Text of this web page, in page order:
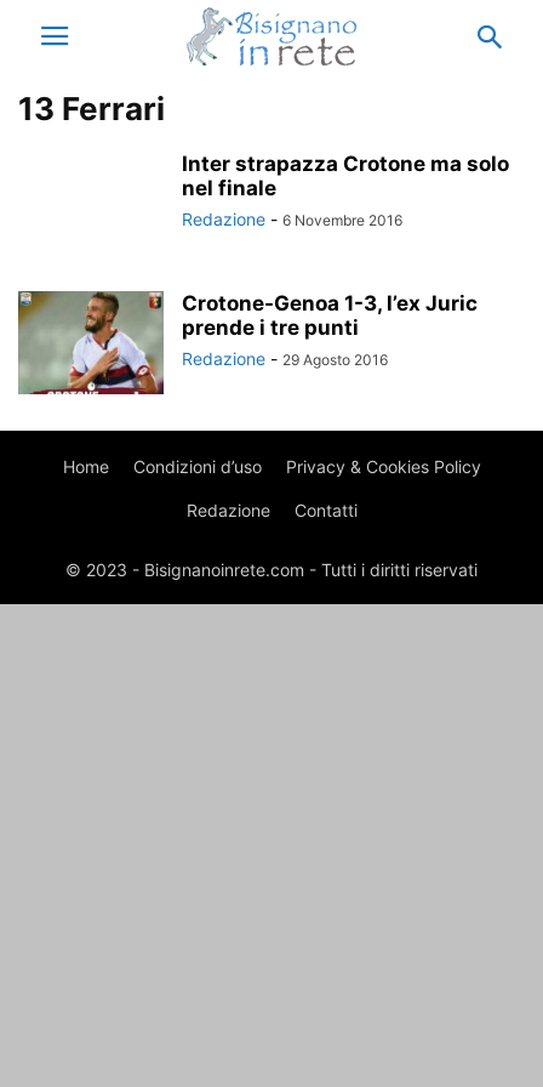
13 Ferrari
Inter strapazza Crotone ma solo
nel finale
Redazione - 6 Novembre 2016
Crotone-Genoa 1-3, l’ex Juric
prende i tre punti
Redazione - 29 Agosto 2016
Home Condizioni d’uso Privacy & Cookies Policy
Redazione Contatti
© 2023 - Bisignanoinrete.com - Tutti i diritti riservati